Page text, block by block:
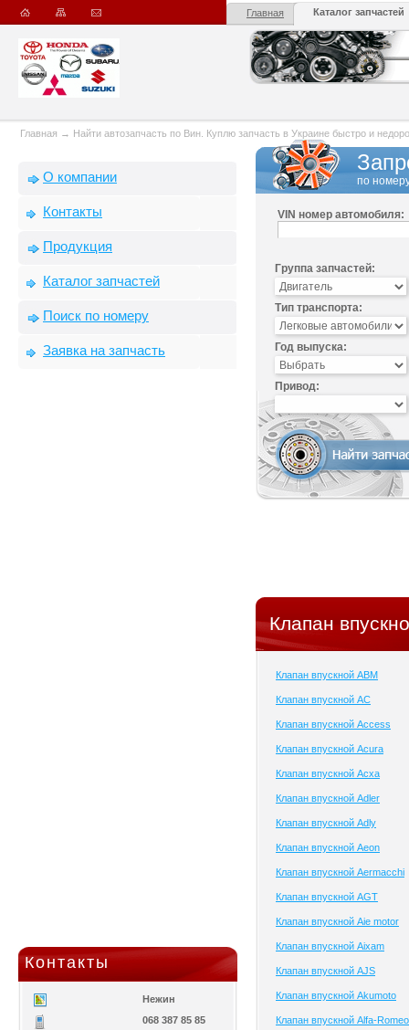
Главная Каталог запчастей
Главная → Найти автозапчасть по Вин. Куплю запчасть в Украине быстро и
О компании
Контакты
Продукция
Каталог запчастей
Поиск по номеру
Заявка на запчасть
Контакты
Нежин
068 387 85 85
по
VIN номер автомобиля:
Группа запчастей:
Тип транспорта:
Год выпуска:
Привод:
Клапан
Клапан впускной ABM
Клапан впускной AC
Клапан впускной Access
Клапан впускной Acura
Клапан впускной Acxa
Клапан впускной Adler
Клапан впускной Adly
Клапан впускной Aeon
Клапан впускной Aermacchi
Клапан впускной AGT
Клапан впускной Aie motor
Клапан впускной Aixam
Клапан впускной AJS
Клапан впускной Akumoto
Клапан впускной Alfa-Romeo